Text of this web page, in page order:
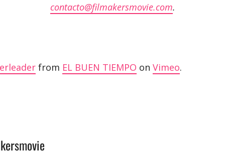
contacto@filmakersmovie.com.
from EL BUEN TIEMPO on Vimeo.